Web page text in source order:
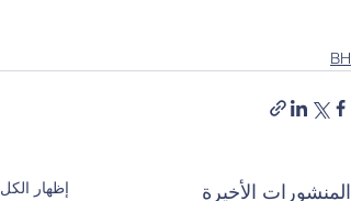
BH
المنشورات الأخيرة إظهار الكل